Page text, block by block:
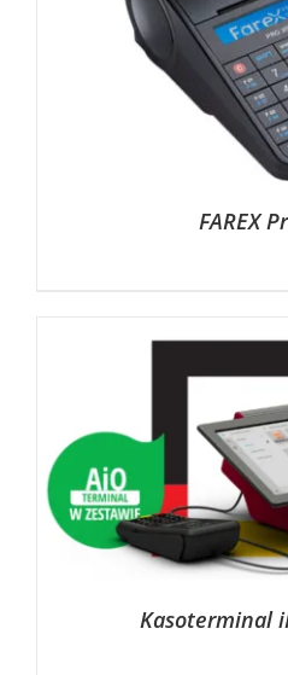
FAREX
Kasoterminal